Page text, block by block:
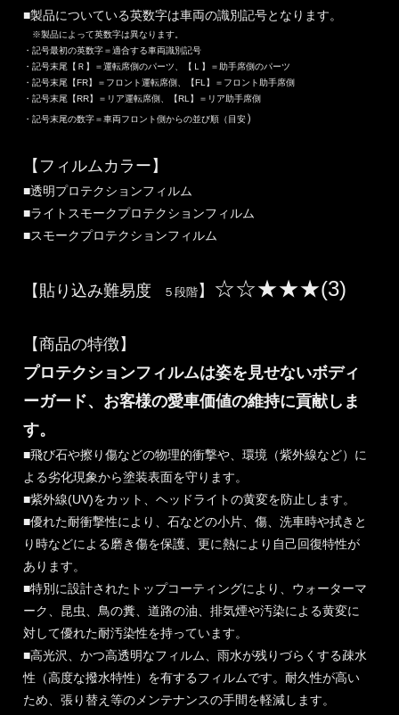
■製品についている英数字は車両の識別記号となります。
※製品によって英数字は異なります。
・記号最初の英数字＝適合する車両識別記号
・記号末尾【Ｒ】＝運転席側のパーツ、【Ｌ】＝助手席側のパーツ
・記号末尾【FR】＝フロント運転席側、【FL】＝フロント助手席側
・記号末尾【RR】＝リア運転席側、【RL】＝リア助手席側
・記号末尾の数字＝車両フロント側からの並び順（目安）
【フィルムカラー】
■透明プロテクションフィルム
■ライトスモークプロテクションフィルム
■スモークプロテクションフィルム
【貼り込み難易度 ５段階 】 ☆☆★★★(3)
【商品の特徴】
プロテクションフィルムは姿を見せないボディ
ーガード、お客様の愛車価値の維持に貢献しま
す。
■飛び石や擦り傷などの物理的衝撃や、環境（紫外線など）に
よる劣化現象から塗装表面を守ります。
■紫外線(UV)をカット、ヘッドライトの黄変を防止します。
■優れた耐衝撃性により、石などの小片、傷、洗車時や拭きと
り時などによる磨き傷を保護、更に熱により自己回復特性が
あります。
■特別に設計されたトップコーティングにより、ウォーターマ
ーク、昆虫、鳥の糞、道路の油、排気煙や汚染による黄変に
対して優れた耐汚染性を持っています。
■高光沢、かつ高透明なフィルム、雨水が残りづらくする疎水
性（高度な撥水特性）を有するフィルムです。耐久性が高い
ため、張り替え等のメンテナンスの手間を軽減します。